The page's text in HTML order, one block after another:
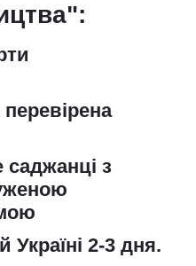
з
Україні 2-3 дня.